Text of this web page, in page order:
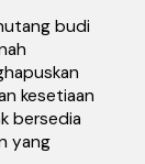
budi
kesetiaan
bersedia
yang